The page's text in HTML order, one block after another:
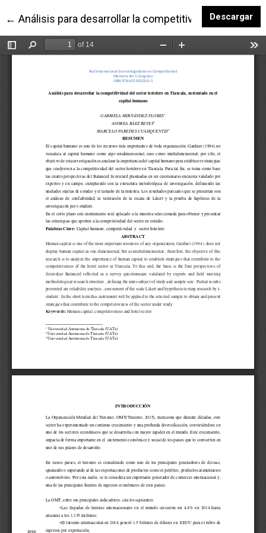
← Volver a los detalles del artículo
Análisis para desarrollar la competitividad delDescargar